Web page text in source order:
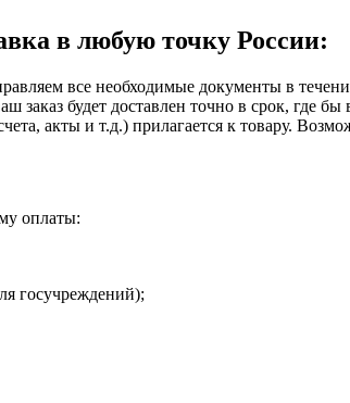
в любую точку России:
все необходимые документы в
заказ будет доставлен точно в срок, где
акты и т.д.) прилагается к товару.
оплаты:
госучреждений);